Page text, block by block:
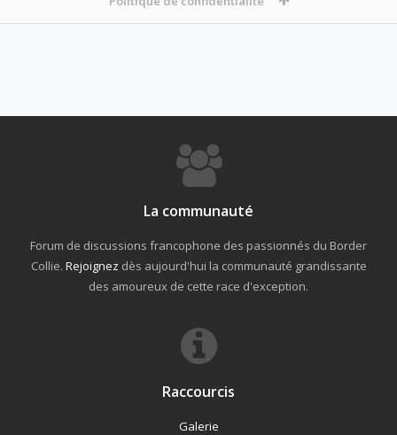
La communauté
Forum de discussions francophone des passionnés du Border
Collie. Rejoignez dès aujourd'hui la communauté grandissante
des amoureux de cette race d'exception.
Raccourcis
Galerie